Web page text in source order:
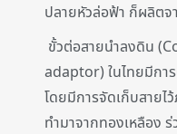
ปลายหัวล่อฟ้า ก็ผลิตจ
ขั้วต่อสายนำลงดิน
adaptor) ในไทยมีกา
โดยมีการจัดเก็บสายไ
ทำมาจากทองเหลือง